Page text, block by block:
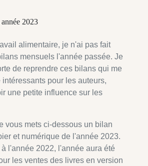
2023
alimentaire, je n'ai pas fait
mensuels l'année passée. Je
de reprendre ces bilans qui me
intéressants pour les auteurs,
une petite influence sur les
vous mets ci-dessous un bilan
et numérique de l'année 2023.
l'année 2022, l'année aura été
les ventes des livres en version